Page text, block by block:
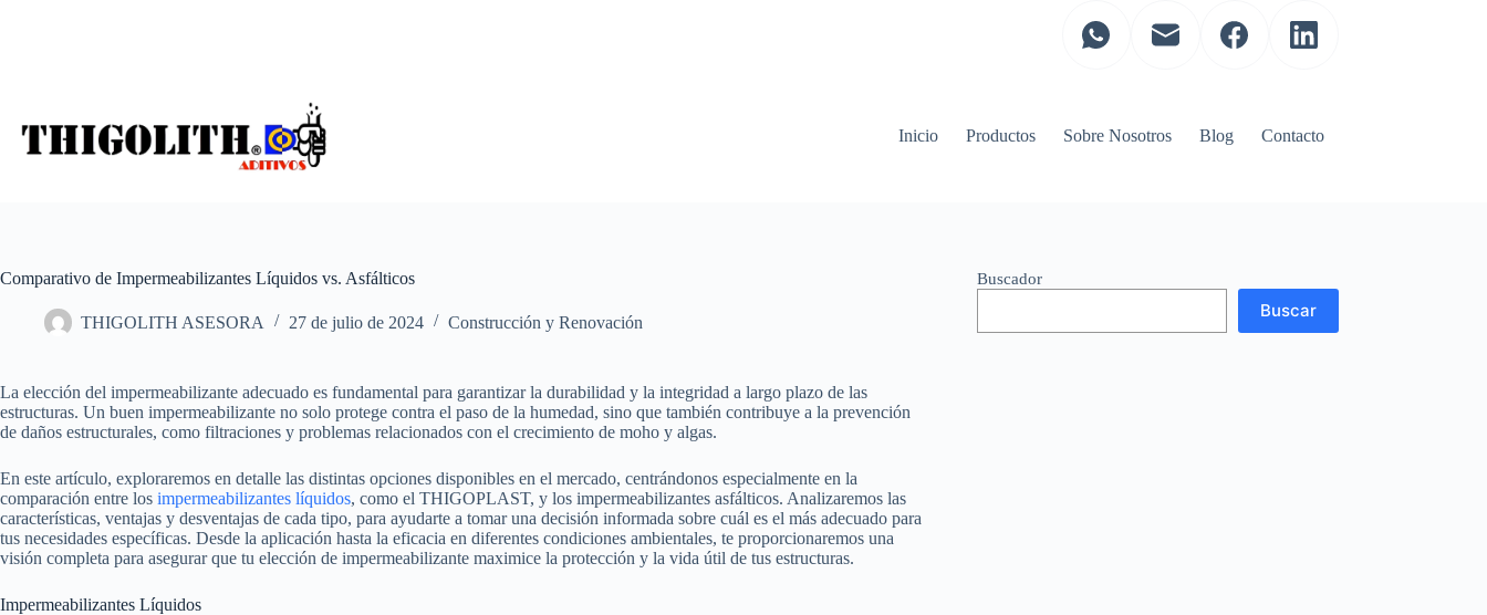
Inicio Productos Sobre Nosotros Blog Contacto
Comparativo de Impermeabilizantes Líquidos vs. Asfálticos
THIGOLITH ASESORA 27 de julio de 2024 Construcción y Renovación
La elección del impermeabilizante adecuado es fundamental para garantizar la durabilidad y la integridad a largo plazo de las
estructuras. Un buen impermeabilizante no solo protege contra el paso de la humedad, sino que también contribuye a la prevención
de daños estructurales, como filtraciones y problemas relacionados con el crecimiento de moho y algas.
En este artículo, exploraremos en detalle las distintas opciones disponibles en el mercado, centrándonos especialmente en la
comparación entre los impermeabilizantes líquidos, como el THIGOPLAST, y los impermeabilizantes asfálticos. Analizaremos las
características, ventajas y desventajas de cada tipo, para ayudarte a tomar una decisión informada sobre cuál es el más adecuado para
tus necesidades específicas. Desde la aplicación hasta la eficacia en diferentes condiciones ambientales, te proporcionaremos una
visión completa para asegurar que tu elección de impermeabilizante maximice la protección y la vida útil de tus estructuras.
Impermeabilizantes Líquidos
Buscador
Buscar